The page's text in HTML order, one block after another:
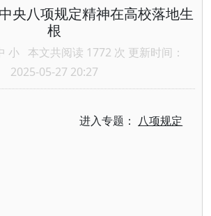
央八项规定精神在高校落地生
根
小 本文共阅读 1772 次 更新时间：
2025-05-27 20:27
进入专题： 八项规定